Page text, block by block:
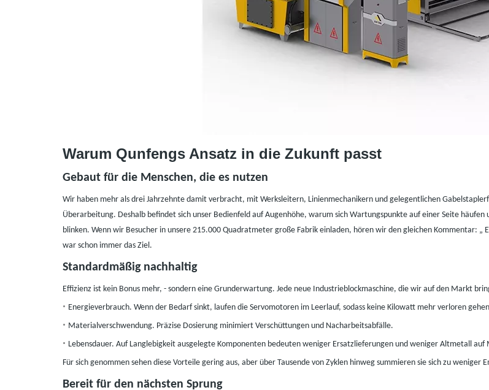
Warum Qunfengs Ansatz in die Zukunft passt
Gebaut für die Menschen, die es nutzen
Wir haben mehr als drei Jahrzehnte damit verbracht, mit Werksleitern, Linienmechanikern und gelegentlichen
Überarbeitung. Deshalb befindet sich unser Bedienfeld auf Augenhöhe, warum sich Wartungspunkte auf einer Seite
blinken. Wenn wir Besucher in unsere 215.000 Quadratmeter große Fabrik einladen, hören wir den gleichen Kommentar: „
war schon immer das Ziel.
Standardmäßig nachhaltig
Effizienz ist kein Bonus mehr, - sondern eine Grunderwartung. Jede neue Industrieblockmaschine, die wir auf den Markt
• Energieverbrauch. Wenn der Bedarf sinkt, laufen die Servomotoren im Leerlauf, sodass keine Kilowatt mehr verloren
• Materialverschwendung. Präzise Dosierung minimiert Verschüttungen und Nacharbeitsabfälle.
• Lebensdauer. Auf Langlebigkeit ausgelegte Komponenten bedeuten weniger Ersatzlieferungen und weniger Altmetall auf
Für sich genommen sehen diese Vorteile gering aus, aber über Tausende von Zyklen hinweg summieren sie sich zu weniger
Bereit für den nächsten Sprung